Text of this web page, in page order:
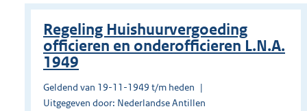
Regeling Huishuurvergoeding
officieren en onderofficieren L.N.A.
1949
Geldend van 19-11-1949 t/m heden
Uitgegeven door: Nederlandse Antillen